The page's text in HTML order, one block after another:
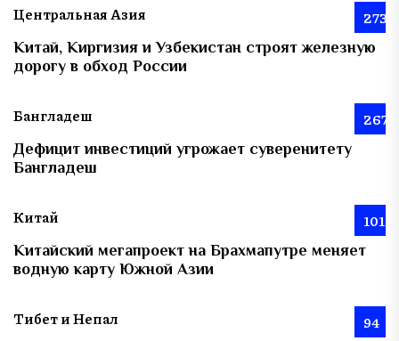
Центральная Азия 273
Китай, Киргизия и Узбекистан строят железную
дорогу в обход России
Бангладеш 267
Дефицит инвестиций угрожает суверенитету
Бангладеш
Китай 101
Китайский мегапроект на Брахмапутре меняет
водную карту Южной Азии
Тибет и Непал 94